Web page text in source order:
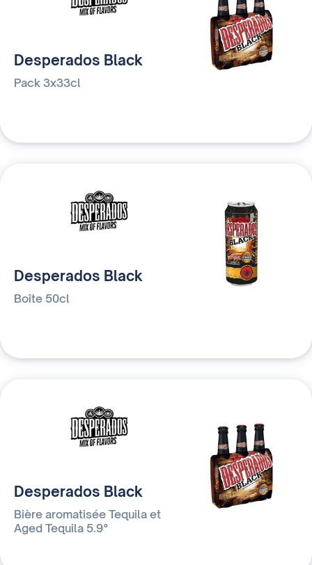
Desperados Black
Pack 3x33cl
Desperados Black
Boîte 50cl
Desperados Black
Bière aromatisée Tequila et
Aged Tequila 5.9°